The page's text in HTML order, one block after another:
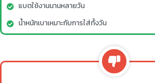
แบตใช้งานนานหลายวัน
น้ำหนักเบาเหมาะกับการใส่ทั้งวัน